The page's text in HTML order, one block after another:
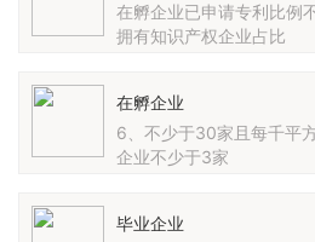
在孵企业已申请专利比例
拥有知识产权企业占比
在孵企业
6、不少于30家且每千平
企业不少于3家
毕业企业